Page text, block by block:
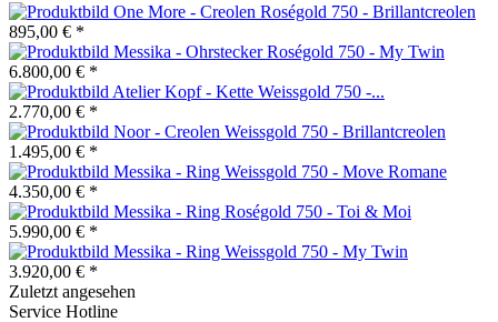
One More - Creolen Roségold 750 - Brillantcreolen
895,00 € *
Messika - Ohrstecker Roségold 750 - My Twin
6.800,00 € *
Atelier Kopf - Kette Weissgold 750 -...
2.770,00 € *
Noor - Creolen Weissgold 750 - Brillantcreolen
1.495,00 € *
Messika - Ring Weissgold 750 - Move Romane
4.350,00 € *
Messika - Ring Roségold 750 - Toi & Moi
5.990,00 € *
Messika - Ring Weissgold 750 - My Twin
3.920,00 € *
Zuletzt angesehen
Service Hotline